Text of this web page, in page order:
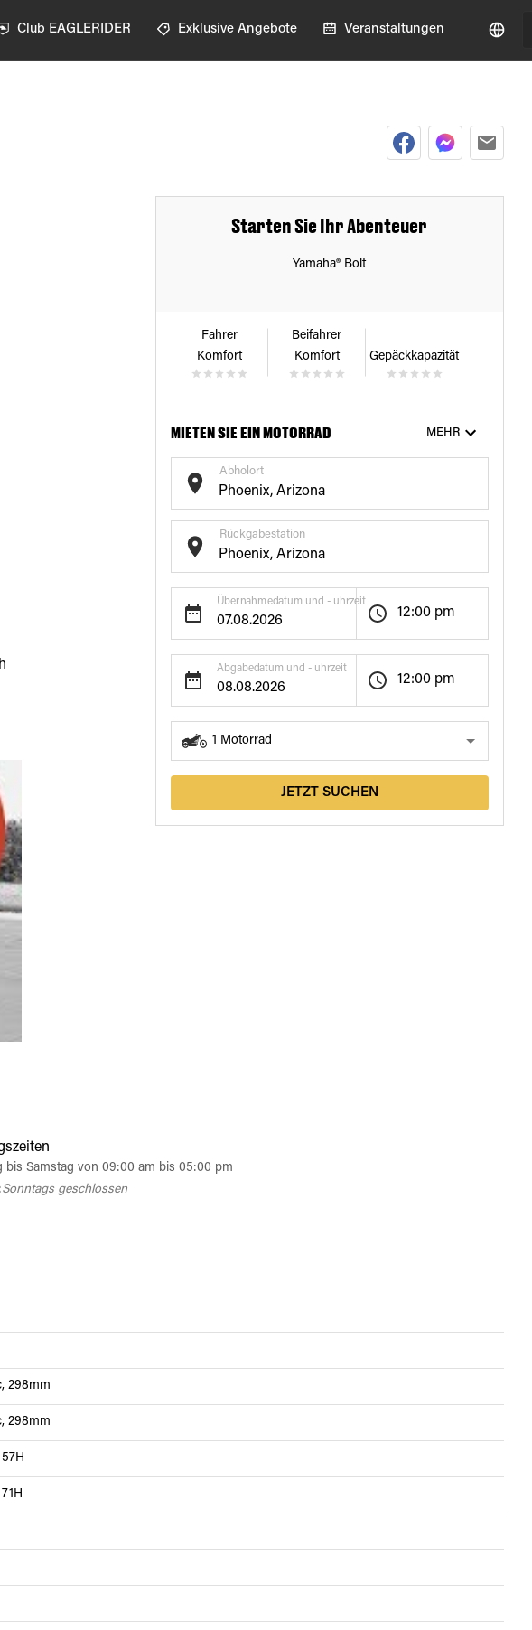
Club EAGLERIDER Exklusive Angebote Veranstaltungen
Starten Sie Ihr Abenteuer
Yamaha® Bolt
Fahrer
Komfort
Beifahrer
Komfort
Gepäckkapazität
MIETEN SIE EIN MOTORRAD MEHR
Abholort
Rückgabestation
Übernahmedatum und - uhrzeit
12:00 pm
Abgabedatum und - uhrzeit
12:00 pm
1 Motorrad
JETZT SUCHEN
bis Samstag von 09:00 am bis 05:00 pm
Sonntags geschlossen
298mm
298mm